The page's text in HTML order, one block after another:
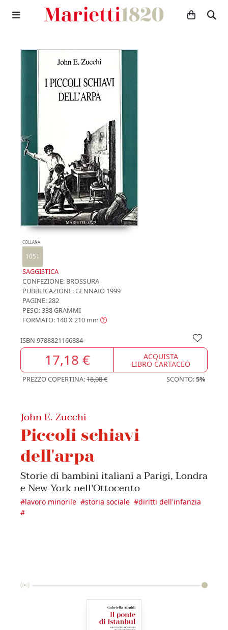
COLLANA
1051
SAGGISTICA
CONFEZIONE: BROSSURA
PUBBLICAZIONE:GENNAIO 1999
PAGINE: 282
PESO: 338 GRAMMI
FORMATO: 140 X 210 mm
ISBN 9788821166884
17,18 € ACQUISTA
LIBRO CARTACEO
PREZZO COPERTINA:18,08 € SCONTO:5%
John E. Zucchi
Piccoli schiavi
dell'arpa
Storie di bambini italiani a Parigi, Londra
e New York nell'Ottocento
#lavoro minorile #storia sociale #diritti dell'infanzia
#